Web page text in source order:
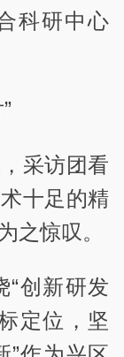
科研中心
采访团看
十足的精
之惊叹。
“创新研发
定位，坚